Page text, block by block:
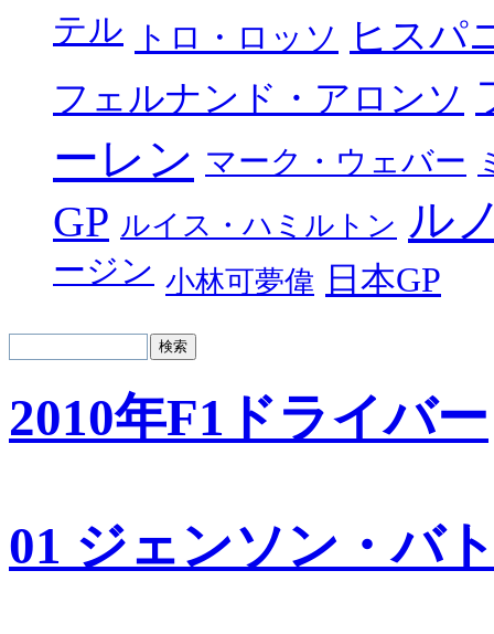
テル トロ・ロッソ ヒスパ
フェルナンド・アロンソ
ーレン マーク・ウェバー
GP ルイス・ハミルトン ル
ージン 小林可夢偉 日本GP
2010年F1ドライバー
01 ジェンソン・バ